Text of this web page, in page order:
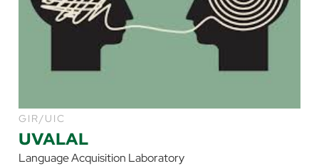
GIR/UIC
UVALAL
Language Acquisition Laboratory